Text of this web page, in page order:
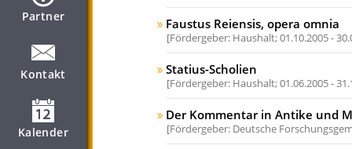
Partner
Kontakt
Kalender
Faustus Reiensis, opera omnia
Fördergeber: Haushalt;01.10.2005 -
Statius-Scholien
Fördergeber: Haushalt;01.06.2005 -
Der Kommentar in Antike und
Fördergeber: Deutsche